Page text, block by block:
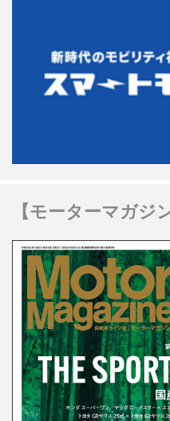
【モーターマガジ